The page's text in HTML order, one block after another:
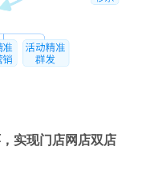
实现门店网店双店